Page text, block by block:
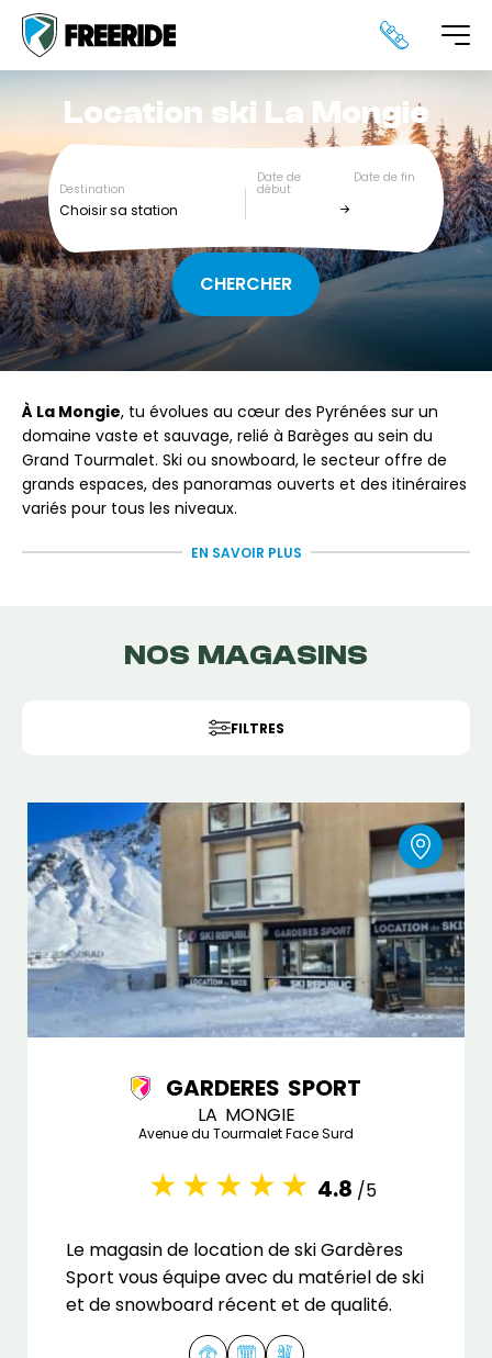
Location ski La Mongie
Destination
Choisir sa station
Date de
début
Date de fin
À La Mongie, tu évolues au cœur des Pyrénées sur un
domaine vaste et sauvage, relié à Barèges au sein du
Grand Tourmalet. Ski ou snowboard, le secteur offre de
grands espaces, des panoramas ouverts et des itinéraires
variés pour tous les niveaux.
Réserve dès maintenant ta location de ski ou de
EN SAVOIR PLUS
NOS MAGASINS
FILTRES
GARDERES SPORT
LA MONGIE
Avenue du Tourmalet Face Surd
4.8 /5
Le magasin de location de ski Gardères
Sport vous équipe avec du matériel de ski
et de snowboard récent et de qualité.